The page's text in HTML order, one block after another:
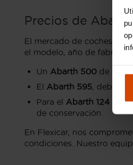
Precios de
El mercado de coches de
el modelo, año de
Un Abarth 500 de
El Abarth 595, debido
Para el Abarth 124
de conservación.
En Flexicar, nos
condiciones. Nuestro